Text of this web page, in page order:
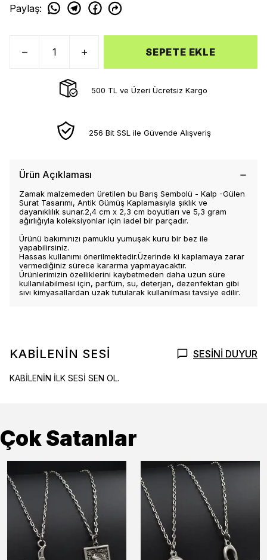
Paylaş:
SEPETE EKLE
500 TL ve Üzeri Ücretsiz Kargo
256 Bit SSL ile Güvende Alışveriş
Ürün Açıklaması
Zamak malzemeden üretilen bu Barış Sembolü - Kalp -Gülen
Surat Tasarımı, Antik Gümüş Kaplamasıyla şıklık ve
dayanıklılık sunar.2,4 cm x 2,3 cm boyutları ve 5,3 gram
ağırlığıyla koleksiyonlar için iadel bir parçadır.
Ürünü bakımınızı pamuklu yumuşak kuru bir bez ile
yapabilirsiniz.
Hassas kullanımı önerilmektedir.Üzerinde ki kaplamaya zarar
vermediğiniz sürece kararma yapmayacaktır.
Ürünlerimizin özelliklerini kaybetmeden daha uzun süre
kullanılabilmesi için, parfüm, su, deterjan, dezenfektan gibi
sıvı kimyasallardan uzak tutularak kullanılması tavsiye edilir.
KABİLENİN SESİ SESİNİ DUYUR
KABİLENİN İLK SESİ SEN OL.
Çok Satanlar